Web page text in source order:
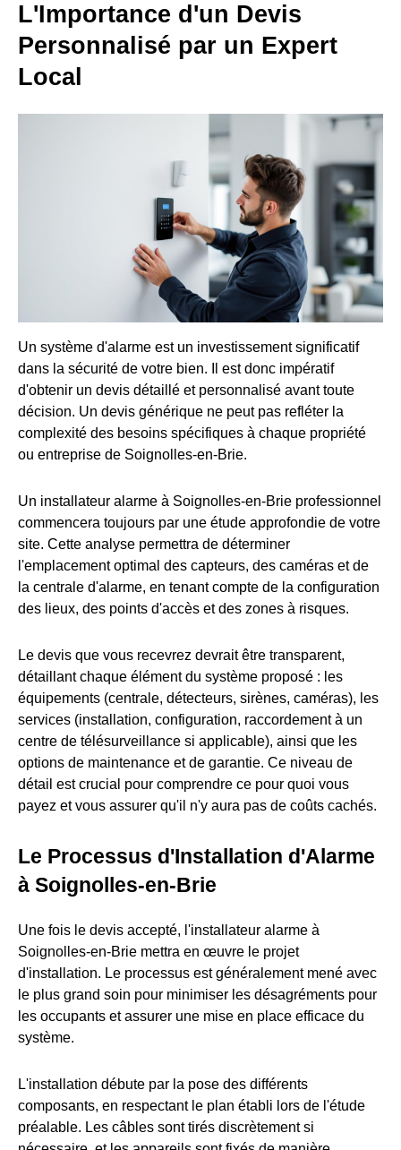
L'Importance d'un Devis
Personnalisé par un Expert
Local
Un système d'alarme est un investissement significatif
dans la sécurité de votre bien. Il est donc impératif
d'obtenir un devis détaillé et personnalisé avant toute
décision. Un devis générique ne peut pas refléter la
complexité des besoins spécifiques à chaque propriété
ou entreprise de Soignolles-en-Brie.
Un installateur alarme à Soignolles-en-Brie professionnel
commencera toujours par une étude approfondie de votre
site. Cette analyse permettra de déterminer
l'emplacement optimal des capteurs, des caméras et de
la centrale d'alarme, en tenant compte de la configuration
des lieux, des points d'accès et des zones à risques.
Le devis que vous recevrez devrait être transparent,
détaillant chaque élément du système proposé : les
équipements (centrale, détecteurs, sirènes, caméras), les
services (installation, configuration, raccordement à un
centre de télésurveillance si applicable), ainsi que les
options de maintenance et de garantie. Ce niveau de
détail est crucial pour comprendre ce pour quoi vous
payez et vous assurer qu'il n'y aura pas de coûts cachés.
Le Processus d'Installation d'Alarme
à Soignolles-en-Brie
Une fois le devis accepté, l'installateur alarme à
Soignolles-en-Brie mettra en œuvre le projet
d'installation. Le processus est généralement mené avec
le plus grand soin pour minimiser les désagréments pour
les occupants et assurer une mise en place efficace du
système.
L'installation débute par la pose des différents
composants, en respectant le plan établi lors de l'étude
préalable. Les câbles sont tirés discrètement si